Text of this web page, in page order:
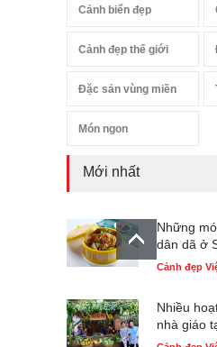
Cảnh biển đẹp
Cảnh đẹp thế giới
Đặc sản vùng miền
Món ngon
Mới nhất
Những
dân dã ở
Cảnh đẹp
Nhiều
nhà giáo